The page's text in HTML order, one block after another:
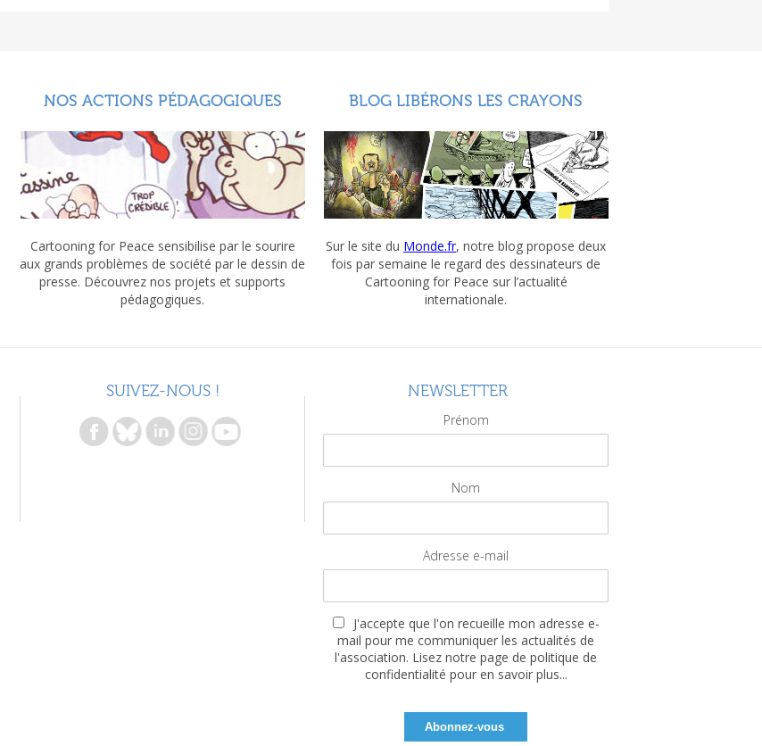
NOS ACTIONS PÉDAGOGIQUES
Cartooning for Peace sensibilise par le sourire
aux grands problèmes de société par le dessin de
presse. Découvrez nos projets et supports
pédagogiques.
BLOG LIBÉRONS LES CRAYONS
Sur le site du Monde.fr, notre blog propose deux
fois par semaine le regard des dessinateurs de
Cartooning for Peace sur l’actualité
internationale.
SUIVEZ-NOUS ! NEWSLETTER
Prénom
Nom
Adresse e-mail
J'accepte que l'on recueille mon adresse e-
mail pour me communiquer les actualités de
l'association. Lisez notre page de politique de
confidentialité pour en savoir plus...